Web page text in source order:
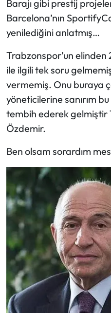
Barajı gibi prestij
Barcelona’nın
yenilediğini anlatmış…
Trabzonspor’un elinden
ile ilgili tek soru
vermemiş. Onu buraya
yöneticilerine sanırım
tembih ederek gelmiştir
Özdemir.
Ben olsam sorardım